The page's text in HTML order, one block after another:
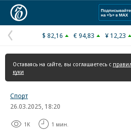
Предыдущая
страница
$ 82,16 € 94,83 ¥ 12,23
Оставаясь на сайте, вы соглашаетесь с
куки
Спорт
26.03.2025, 18:20
1K 1 мин.